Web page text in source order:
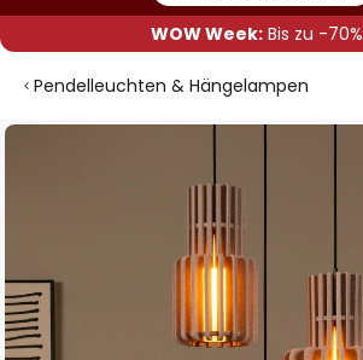
WOW Week:Bis zu -70%
Pendelleuchten & Hängelampen
Zum